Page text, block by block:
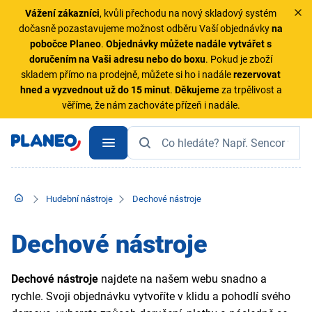
Vážení zákazníci, kvůli přechodu na nový skladový systém
dočasně pozastavujeme možnost odběru Vaší objednávkyna
pobočce Planeo.Objednávky můžete nadále vytvářet s
doručením na Vaši adresu nebo do boxu. Pokud je zboží
skladem přímo na prodejně, můžete si ho i nadálerezervovat
hned a vyzvednout už do 15 minut. Děkujemeza trpělivost a
věříme, že nám zachováte přízeň i nadále.
Hudební nástroje Dechové nástroje
Dechové nástroje
Dechové nástroje najdete na našem webu snadno a
rychle. Svoji objednávku vytvoříte v klidu a pohodlí svého